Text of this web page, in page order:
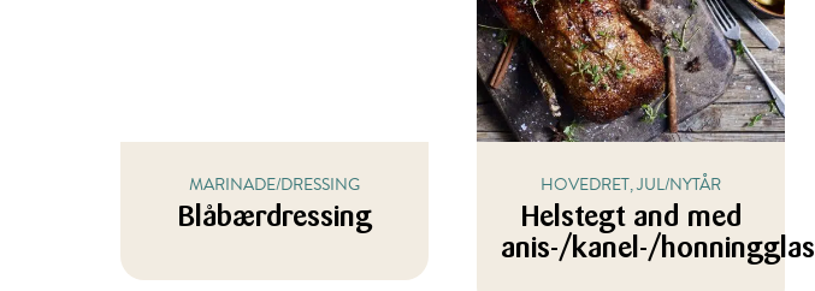
MARINADE/DRESSING
Blåbærdressing
HOVEDRET, JUL/NYTÅR
Helstegt and med
anis-/kanel-/